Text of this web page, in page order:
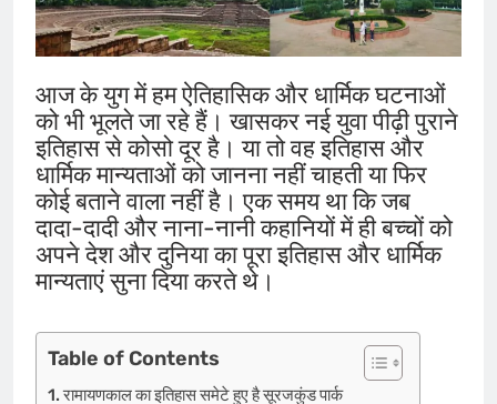
आज के युग में हम ऐतिहासिक और धार्मिक घटनाओं
को भी भूलते जा रहे हैं। खासकर नई युवा पीढ़ी पुराने
इतिहास से कोसो दूर है। या तो वह इतिहास और
धार्मिक मान्यताओं को जानना नहीं चाहती या फिर
कोई बताने वाला नहीं है। एक समय था कि जब
दादा-दादी और नाना-नानी कहानियों में ही बच्चों को
अपने देश और दुनिया का पूरा इतिहास और धार्मिक
मान्यताएं सुना दिया करते थे।
Table of Contents
रामायणकाल का इतिहास समेटे हुए है सूरजकुंड पार्क